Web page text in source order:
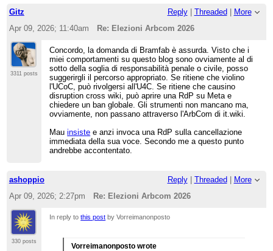
Gitz Reply| Threaded
More
Apr 09, 2026; 11:40am
Re: Elezioni Arbcom 2026
3311 posts
Concordo, la domanda di Bramfab è assurda. Visto che i
miei comportamenti su questo blog sono ovviamente al di
sotto della soglia di responsabilità penale o civile, posso
suggerirgli il percorso appropriato. Se ritiene che violino
l'UCoC, può rivolgersi all'U4C. Se ritiene che causino
disruption cross wiki, può aprire una RdP su Meta e
chiedere un ban globale. Gli strumenti non mancano ma,
ovviamente, non passano attraverso l'ArbCom di it.wiki.
Mauinsiste e anzi invoca una RdP sulla cancellazione
immediata della sua voce. Secondo me a questo punto
andrebbe accontentato.
ashoppio Reply| Threaded
More
Apr 09, 2026; 2:27pm
Re: Elezioni Arbcom 2026
330 posts
In reply tothis post by Vorreimanonposto
Vorreimanonposto wrote